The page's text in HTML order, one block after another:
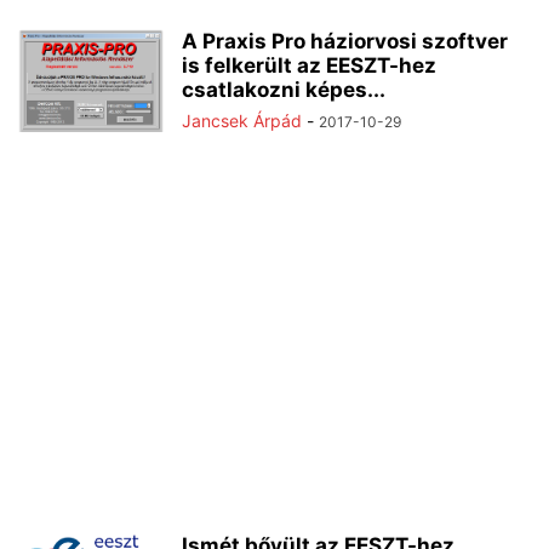
A Praxis Pro háziorvosi szoftver
is felkerült az EESZT-hez
csatlakozni képes...
Jancsek Árpád - 2017-10-29